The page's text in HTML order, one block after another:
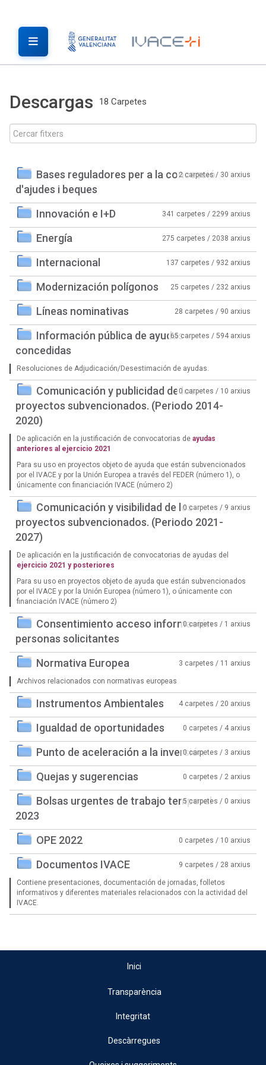
Descargas 18 Carpetes
Bases reguladores per a la concessió
d'ajudes i beques
2 carpetes / 30 arxius
Innovación e I+D 341 carpetes / 2299 arxius
Energía 275 carpetes / 2038 arxius
Internacional 137 carpetes / 932 arxius
Modernización polígonos 25 carpetes / 232 arxius
Líneas nominativas 28 carpetes / 90 arxius
Información pública de ayudas
concedidas
65 carpetes / 594 arxius
Resoluciones de Adjudicación/Desestimación de ayudas.
Comunicación y publicidad de los
proyectos subvencionados. (Periodo 2014-
2020)
0 carpetes / 10 arxius
De aplicación en la justificación de convocatorias de ayudas
anteriores al ejercicio 2021
Para su uso en proyectos objeto de ayuda que están subvencionados
por el IVACE y por la Unión Europea a través del FEDER (número 1), o
únicamente con financiación IVACE (número 2)
Comunicación y visibilidad de los
proyectos subvencionados. (Periodo 2021-
2027)
0 carpetes / 9 arxius
De aplicación en la justificación de convocatorias de ayudas del
ejercicio 2021 y posteriores
Para su uso en proyectos objeto de ayuda que están subvencionados
por el IVACE y por la Unión Europea (número 1), o únicamente con
financiación IVACE (número 2)
Consentimiento acceso información
personas solicitantes
0 carpetes / 1 arxius
Normativa Europea 3 carpetes / 11 arxius
Archivos relacionados con normativas europeas
Instrumentos Ambientales 4 carpetes / 20 arxius
Igualdad de oportunidades 0 carpetes / 4 arxius
Punto de aceleración a la inversión0 carpetes / 3 arxius
Quejas y sugerencias 0 carpetes / 2 arxius
Bolsas urgentes de trabajo temporal
2023
5 carpetes / 0 arxius
OPE 2022 0 carpetes / 10 arxius
Documentos IVACE 9 carpetes / 28 arxius
Contiene presentaciones, documentación de jornadas, folletos
informativos y diferentes materiales relacionados con la actividad del
IVACE.
Inici
Transparència
Integritat
Descàrregues